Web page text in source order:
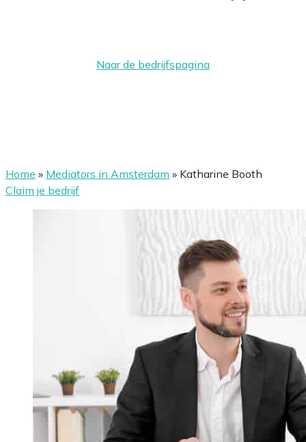
Naar de bedrijfspagina
Home » Mediators in Amsterdam » Katharine Booth
Claim je bedrijf